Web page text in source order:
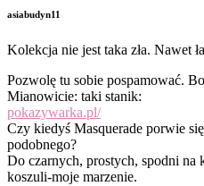
asiabudyn11
Kolekcja nie jest taka zła. Nawet
Pozwolę tu sobie pospamować.
Mianowicie: taki stanik:
pokazywarka.pl/
Czy kiedyś Masquerade porwie
podobnego?
Do czarnych, prostych, spodni na
koszuli-moje marzenie.